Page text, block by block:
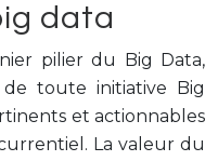
data
pilier du Big Data,
toute initiative Big
et actionnables
La valeur du